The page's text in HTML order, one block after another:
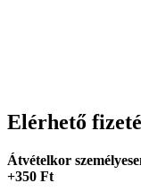
Elérhető
Átvételkor
+350 Ft